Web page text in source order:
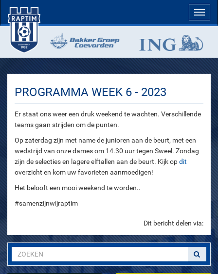
PROGRAMMA WEEK 6 - 2023
Er staat ons weer een druk weekend te wachten. Verschillende
teams gaan strijden om de punten.
Op zaterdag zijn met name de junioren aan de beurt, met een
wedstrijd van onze dames om 14.30 uur tegen Sweel. Zondag
zijn de selecties en lagere elftallen aan de beurt. Kijk opdit
overzicht en kom uw favorieten aanmoedigen!
Het belooft een mooi weekend te worden..
#samenzijnwijraptim
Dit bericht delen via: